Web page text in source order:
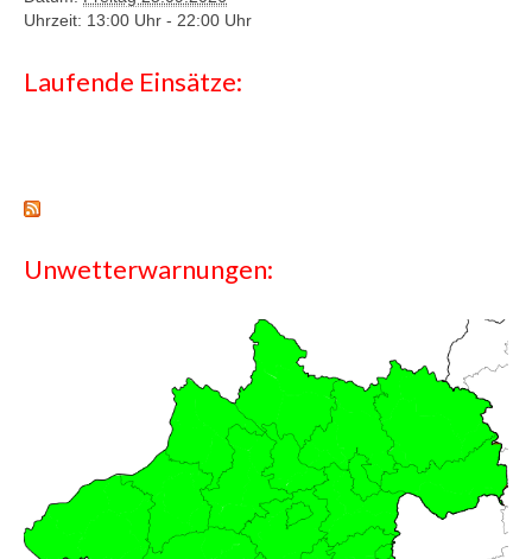
Uhrzeit: 13:00 Uhr - 22:00 Uhr
Laufende Einsätze:
Unwetterwarnungen: